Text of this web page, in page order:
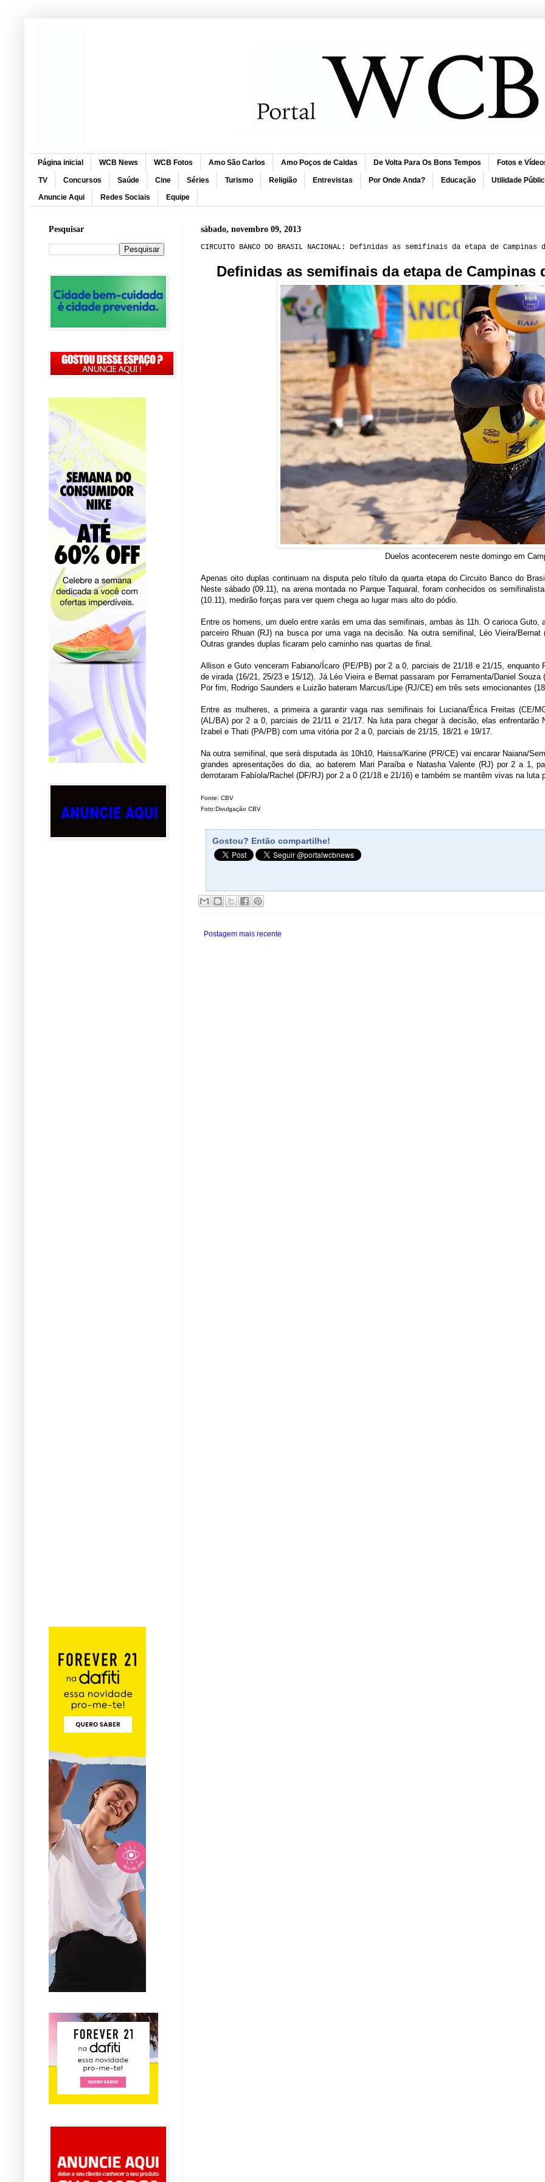
Página inicial WCB News WCB Fotos Amo São Carlos Amo Poços de Caldas De Volta Para Os Bons Tempos Fotos e
TV Concursos Saúde Cine Séries Turismo Religião Entrevistas Por Onde Anda? Educação Utilidade
Anuncie Aqui Redes Sociais Equipe
sábado, novembro 09, 2013
CIRCUITO BANCO DO BRASIL NACIONAL: Definidas as semifinais da etapa de
Definidas as semifinais da etapa de
Duelos acontecerem neste domingo em
Apenas oito duplas continuam na disputa pelo título da quarta etapa do Circuito Banco do
Neste sábado (09.11), na arena montada no Parque Taquaral, foram conhecidos os
(10.11), medirão forças para ver quem chega ao lugar mais alto do pódio.
Entre os homens, um duelo entre xarás em uma das semifinais, ambas às 11h. O carioca
parceiro Rhuan (RJ) na busca por uma vaga na decisão. Na outra semifinal, Léo Vieira/
Outras grandes duplas ficaram pelo caminho nas quartas de final.
Allison e Guto venceram Fabiano/Ícaro (PE/PB) por2 a0, parciais de 21/18 e 21/15, enquanto
de virada (16/21, 25/23 e 15/12). Já Léo Vieira e Bernat passaram por Ferramenta/Daniel
Por fim, Rodrigo Saunders e Luizão bateram Marcus/Lipe (RJ/CE) em três sets emocionantes
Entre as mulheres, a primeira a garantir vaga nas semifinais foi Luciana/Érica Freitas (CE/
(AL/BA) por2 a0, parciais de 21/11 e 21/17. Na luta para chegar à decisão, elas enfrentarão
Izabel e Thati (PA/PB) com uma vitória por 2 a0, parciais de 21/15, 18/21 e 19/17.
Na outra semifinal, que será disputada às 10h10, Haissa/Karine (PR/CE) vai encarar Naiana/
grandes apresentações do dia, ao baterem Mari Paraíba e Natasha Valente (RJ) por2 a1,
derrotaram Fabíola/Rachel (DF/RJ) por 2 a0 (21/18 e 21/16) e também se mantêm vivas na luta
Fonte: CBV
Foto:Divulgação CBV
Gostou? Então compartilhe!
Postagem mais recente
Pesquisar